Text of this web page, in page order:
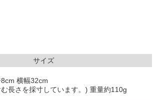
サイズ
横幅32cm
長さを採寸しています。) 重量約110g